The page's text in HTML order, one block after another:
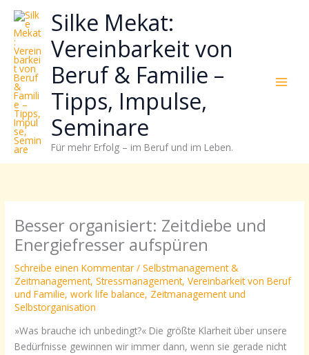
Zum
Inhalt
springen
Silke Mekat:
Vereinbarkeit von
Beruf & Familie –
Tipps, Impulse,
Seminare
Für mehr Erfolg – im Beruf und im Leben.
Besser organisiert: Zeitdiebe und
Energiefresser aufspüren
Schreibe einen Kommentar /Selbstmanagement &
Zeitmanagement,Stressmanagement,Vereinbarkeit von Beruf
und Familie,work life balance, Zeitmanagement und
Selbstorganisation
»Was brauche ich unbedingt?« Die größte Klarheit über unsere
Bedürfnisse gewinnen wir immer dann, wenn sie gerade nicht
wie
sich
Stress
reduzieren
Energie
gezielter
einsetzen
lässt?
Einfach